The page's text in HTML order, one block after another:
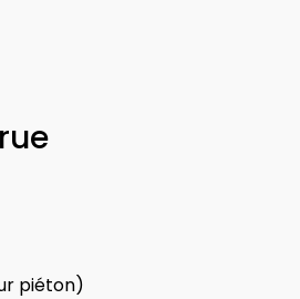
piéton)